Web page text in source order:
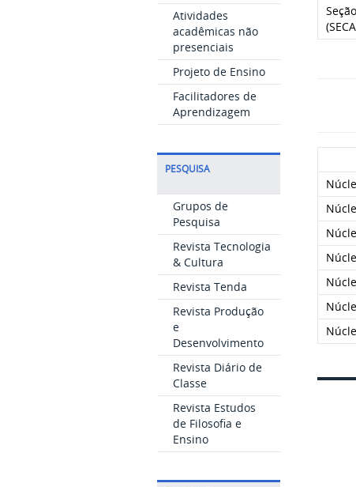
Atividades
acadêmicas não
presenciais
Projeto de Ensino
Facilitadores de
Aprendizagem
PESQUISA
Grupos de
Pesquisa
Revista Tecnologia
& Cultura
Revista Tenda
Revista Produção
e
Desenvolvimento
Revista Diário de
Classe
Revista Estudos
de Filosofia e
Ensino